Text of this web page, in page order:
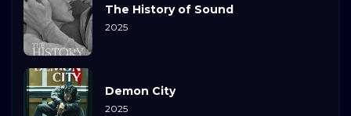
The History of Sound
2025
Demon City
2025